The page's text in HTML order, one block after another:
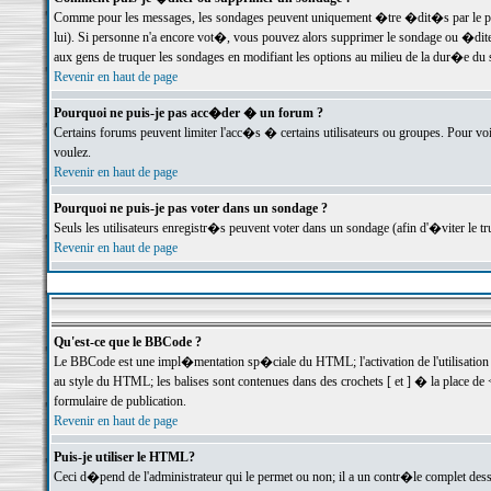
Comme pour les messages, les sondages peuvent uniquement �tre �dit�s par le
lui). Si personne n'a encore vot�, vous pouvez alors supprimer le sondage ou
aux gens de truquer les sondages en modifiant les options au milieu de la dur�e du
Revenir en haut de page
Pourquoi ne puis-je pas acc�der � un forum ?
Certains forums peuvent limiter l'acc�s � certains utilisateurs ou groupes. Pour
voulez.
Revenir en haut de page
Pourquoi ne puis-je pas voter dans un sondage ?
Seuls les utilisateurs enregistr�s peuvent voter dans un sondage (afin d'�viter le
Revenir en haut de page
Qu'est-ce que le BBCode ?
Le BBCode est une impl�mentation sp�ciale du HTML; l'activation de
au style du HTML; les balises sont contenues dans des crochets [ et ] � la place
formulaire de publication.
Revenir en haut de page
Puis-je utiliser le HTML?
Ceci d�pend de l'administrateur qui le permet ou non; il a un contr�le complet